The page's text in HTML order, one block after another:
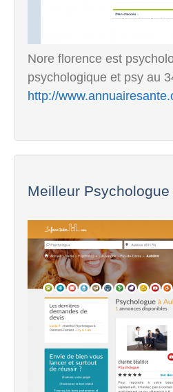
Nore florence est
psychologique et psy au
http://
Meilleur